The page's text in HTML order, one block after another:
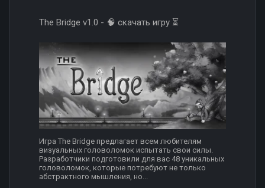
The Bridge v1.0 - 🧠 скачать игру ⏳
Игра The Bridge предлагает всем любителям
визуальных головоломок испытать свои силы.
Разработчики подготовили для вас 48 уникальных
головоломок, которые потребуют не только
абстрактного мышления, но...